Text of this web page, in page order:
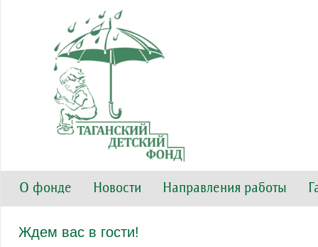
О фонде Новости Направления работы
Ждем вас в гости!